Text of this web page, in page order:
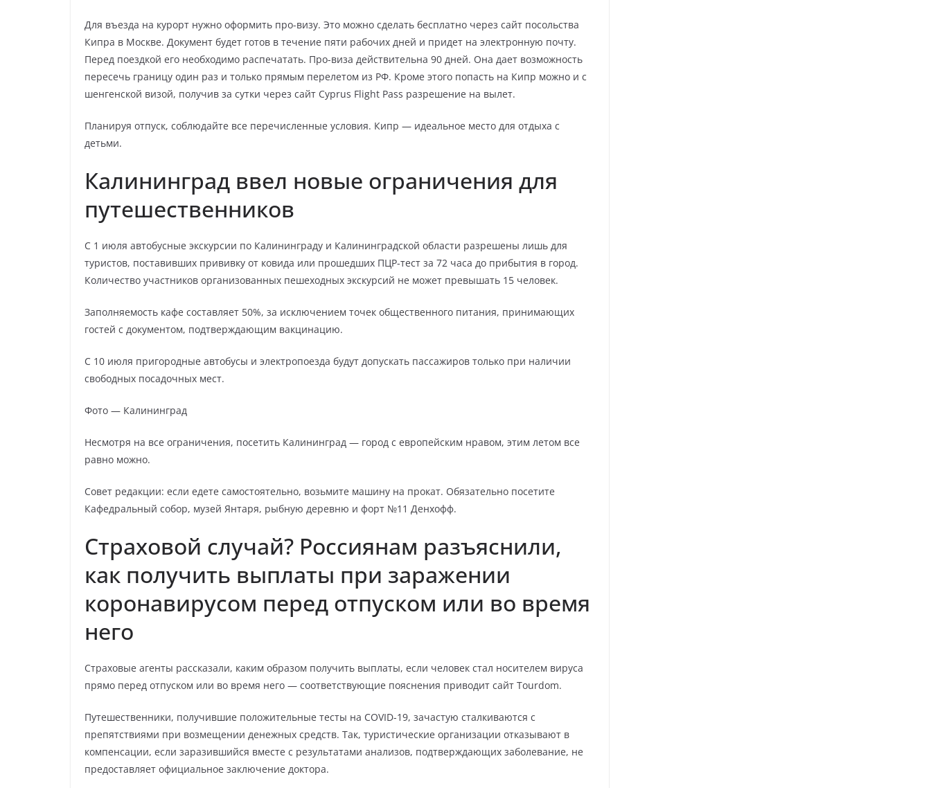
Для въезда на курорт нужно оформить про-визу. Это можно сделать бесплатно через сайт посольства
Кипра в Москве. Документ будет готов в течение пяти рабочих дней и придет на электронную почту.
Перед поездкой его необходимо распечатать. Про-виза действительна 90 дней. Она дает возможность
пересечь границу один раз и только прямым перелетом из РФ. Кроме этого попасть на Кипр можно и с
шенгенской визой, получив за сутки через сайт Cyprus Flight Pass разрешение на вылет.
Планируя отпуск, соблюдайте все перечисленные условия. Кипр — идеальное место для отдыха с
детьми.
Калининград ввел новые ограничения для
путешественников
С 1 июля автобусные экскурсии по Калининграду и Калининградской области разрешены лишь для
туристов, поставивших прививку от ковида или прошедших ПЦР-тест за 72 часа до прибытия в город.
Количество участников организованных пешеходных экскурсий не может превышать 15 человек.
Заполняемость кафе составляет 50%, за исключением точек общественного питания, принимающих
гостей с документом, подтверждающим вакцинацию.
С 10 июля пригородные автобусы и электропоезда будут допускать пассажиров только при наличии
свободных посадочных мест.
Фото — Калининград
Несмотря на все ограничения, посетить Калининград — город с европейским нравом, этим летом все
равно можно.
Совет редакции: если едете самостоятельно, возьмите машину на прокат. Обязательно посетите
Кафедральный собор, музей Янтаря, рыбную деревню и форт №11 Денхофф.
Страховой случай? Россиянам разъяснили,
как получить выплаты при заражении
коронавирусом перед отпуском или во время
него
Страховые агенты рассказали, каким образом получить выплаты, если человек стал носителем вируса
прямо перед отпуском или во время него — соответствующие пояснения приводит сайт Tourdom.
Путешественники, получившие положительные тесты на COVID-19, зачастую сталкиваются с
препятствиями при возмещении денежных средств. Так, туристические организации отказывают в
компенсации, если заразившийся вместе с результатами анализов, подтверждающих заболевание, не
предоставляет официальное заключение доктора.